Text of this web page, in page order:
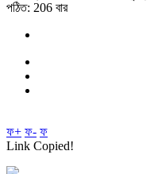
পঠিত: 206 বার
ফ+ ফ- ফ
Link Copied!